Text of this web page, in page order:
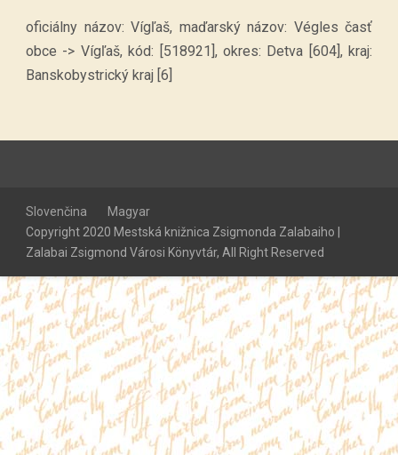
oficiálny názov: Vígľaš, maďarský názov: Végles časť
obce -> Vígľaš, kód: [518921], okres: Detva [604], kraj:
Banskobystrický kraj [6]
Slovenčina
Magyar
Copyright 2020 Mestská knižnica Zsigmonda Zalabaiho |
Zalabai Zsigmond Városi Könyvtár, All Right Reserved